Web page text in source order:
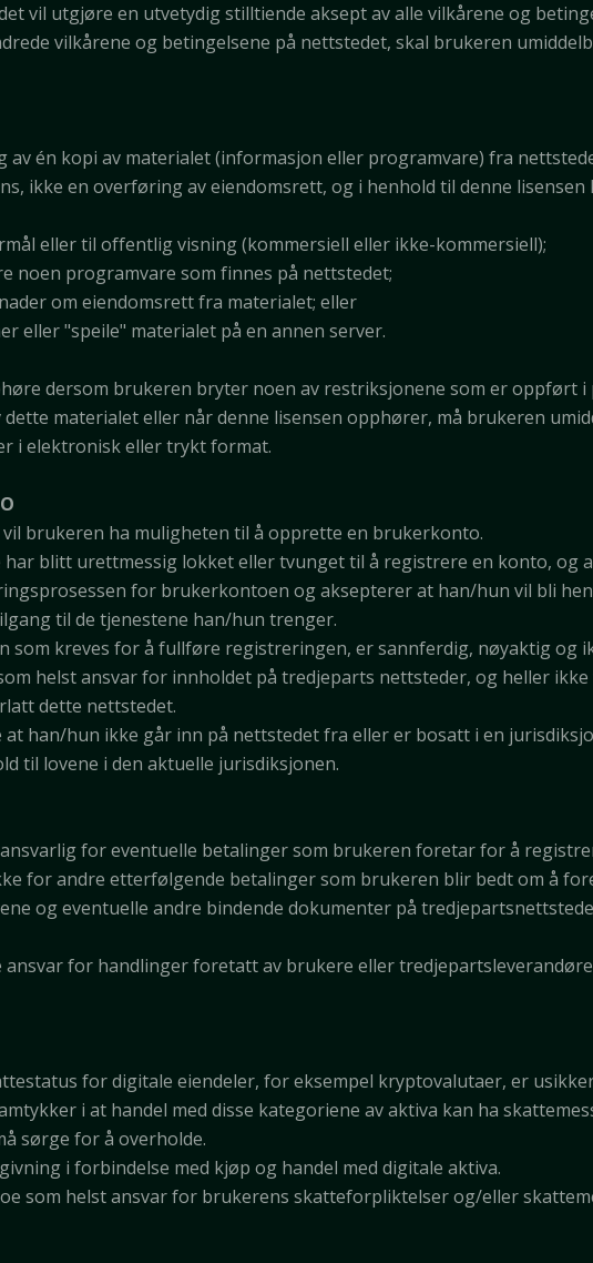
vil utgjøre en utvetydig stilltiende aksept av alle vilkårene og
vilkårene og betingelsene på nettstedet, skal brukeren
av én kopi av materialet (informasjon eller programvare) fra
ikke en overføring av eiendomsrett, og i henhold til denne lisensen
eller til offentlig visning (kommersiell eller ikke-kommersiell);
noen programvare som finnes på nettstedet;
om eiendomsrett fra materialet; eller
eller "speile" materialet på en annen server.
dersom brukeren bryter noen av restriksjonene som er oppført
materialet eller når denne lisensen opphører, må brukeren
i elektronisk eller trykt format.
brukeren ha muligheten til å opprette en brukerkonto.
blitt urettmessig lokket eller tvunget til å registrere en konto, og
for brukerkontoen og aksepterer at han/hun vil bli
til de tjenestene han/hun trenger.
som kreves for å fullføre registreringen, er sannferdig, nøyaktig og
helst ansvar for innholdet på tredjeparts nettsteder, og heller
dette nettstedet.
han/hun ikke går inn på nettstedet fra eller er bosatt i en
til lovene i den aktuelle jurisdiksjonen.
for eventuelle betalinger som brukeren foretar for å
for andre etterfølgende betalinger som brukeren blir bedt om å
og eventuelle andre bindende dokumenter på
ansvar for handlinger foretatt av brukere eller
for digitale eiendeler, for eksempel kryptovalutaer, er
i at handel med disse kategoriene av aktiva kan ha
sørge for å overholde.
i forbindelse med kjøp og handel med digitale aktiva.
som helst ansvar for brukerens skatteforpliktelser og/eller